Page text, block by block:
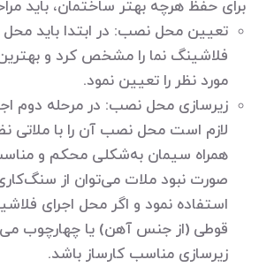
برای حفظ هرچه بهتر ساختمان، باید
تعیین محل نصب: در ابتدا باید
فلاشینگ نما را مشخص کرد و بهترین
مورد نظر را تعیین نمود.
زیرسازی محل نصب: در مرحله دوم
لازم است محل نصب آن را با ملاتی
همراه سیمان به‌شکلی محکم و
صورت نبود ملات می‌توان از
استفاده نمود و اگر محل اجرای
قوطی (از جنس آهن) یا چهارچوب
زیرسازی مناسب کارساز باشد.